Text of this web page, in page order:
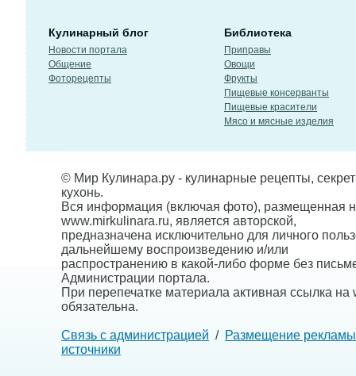
Кулинарный блог
Новости портала
Общение
Фоторецепты
Библиотека
Приправы
Овощи
Фрукты
Пищевые консерванты
Пищевые красители
Мясо и мясные изделия
© Мир Кулинара.ру - кулинарные рецепты,
кухонь.
Вся информация (включая фото), размещенная
www.mirkulinara.ru, является авторской,
предназначена исключительно для личного
дальнейшему воспроизведению и/или
распространению в какой-либо форме без
Администрации портала.
При перепечатке материала активная ссылка на
обязательна.
Связь с администрацией / Размещение рекламы
источники